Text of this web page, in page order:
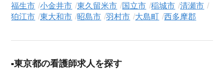
なたの希望に合ったお仕事を簡単に見つけられます。雇用形態
（正社員、契約社員 、アルバイト・パート）や、勤務地、年
り条件での絞り込み検索も可能です。
このクリニックの求人にご興味をお持ちの方はもちろん、「ま
福生市
小金井市 東久留米市 国立市 稲城市
清瀬市
狛江市
東大和市 昭島市 羽村市 大島町 西多摩郡
東京都の看護師求人を探す